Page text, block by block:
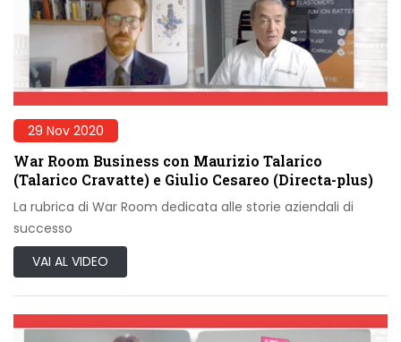
29 Nov 2020
War Room Business con Maurizio Talarico
(Talarico Cravatte) e Giulio Cesareo (Directa-plus)
La rubrica di War Room dedicata alle storie aziendali di
successo
VAI AL VIDEO